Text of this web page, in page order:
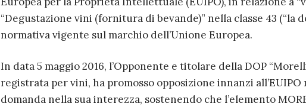
“Degustazione vini (fornitura di bevande)” nella classe 43 (“la
normativa vigente sul marchio dell’Unione Europea.
In data 5 maggio 2016, l’Opponente e titolare della DOP
registrata per vini, ha promosso opposizione innanzi
domanda nella sua interezza, sostenendo che l’elemento